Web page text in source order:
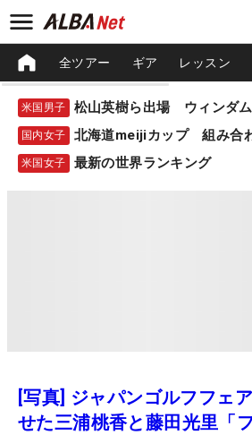
全ツアー ギア レッスン
米国男子 松山英樹ら出場 ウィンダ
国内女子 北海道meijiカップ 組み合
米国女子 最新の世界ランキング
[写真] ジャパンゴルフフェ
せた三浦桃香と藤田光里「